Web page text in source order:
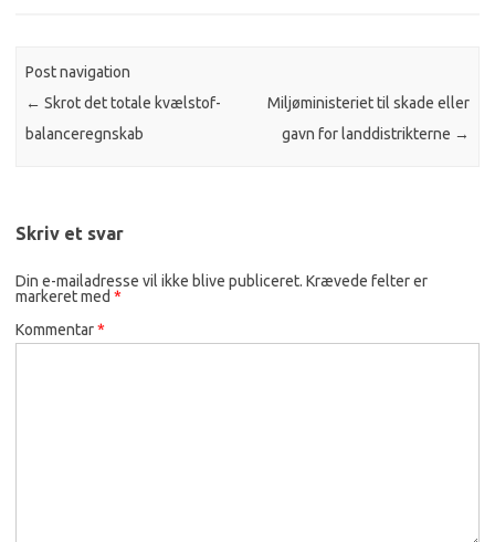
Post navigation
← Skrot det totale kvælstof-
balanceregnskab
Miljøministeriet til skade eller
gavn for landdistrikterne →
Skriv et svar
Din e-mailadresse vil ikke blive publiceret. Krævede felter er
markeret med *
Kommentar*